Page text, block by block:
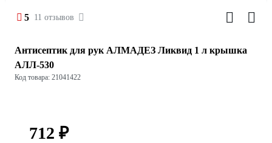
5 11 отзывов
Антисептик для рук АЛМАДЕЗ Ликвид 1 л крышка
АЛЛ-530
Код товара: 21041422
712 ₽